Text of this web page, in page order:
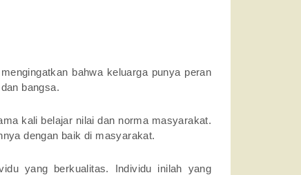
bahwa keluarga punya peran
bangsa.
kali belajar nilai dan norma masyarakat.
dengan baik di masyarakat.
yang berkualitas. Individu inilah yang